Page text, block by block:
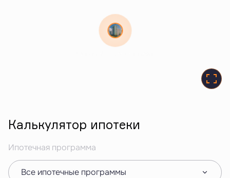
Калькулятор ипотеки
Ипотечная программа
Все ипотечные программы